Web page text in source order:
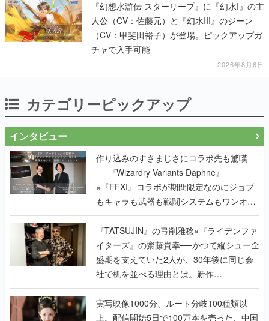
『幻想水滸伝 スターリープ』に『幻水I』の主
人公（CV：佐藤元）と『幻水III』のジーン
（CV：甲斐田裕子）が登場。ピックアップガ
チャで入手可能
2026年8月6日
カテゴリーピックアップ
インタビュー
作り込みのすさまじさにコラボ先も驚嘆
──『Wizardry Variants Daphne』
×『FFXI』コラボが期間限定なのにジョブ
もキャラも武器も戦闘システムもワンオフ
で作り込まれた理由を両ディレクターに聞
く
『TATSUJIN』の弓削雅稔×『ライデンファ
イターズ』の齋藤貴幸──かつて縦シュー全
盛期を支えていた2人が、30年後に同じ会
社で机を並べる理由とは。新作
『TATSUJIN EXTREME』で初タッグを組
んだレジェンド2人に訊く開発秘話
実写映像1000分、ルート分岐100種類以
上。配信開始5日で100万本を売った、中国